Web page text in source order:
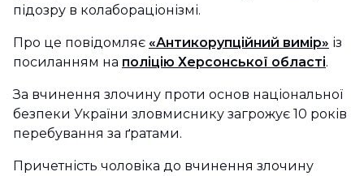
підозру в колабораціонізмі.
Про це повідомляє «Антикорупційний вимір» із
посиланням на поліцію Херсонської області.
За вчинення злочину проти основ національної
безпеки України зловмиснику загрожує 10 років
перебування за ґратами.
Причетність чоловіка до вчинення злочину